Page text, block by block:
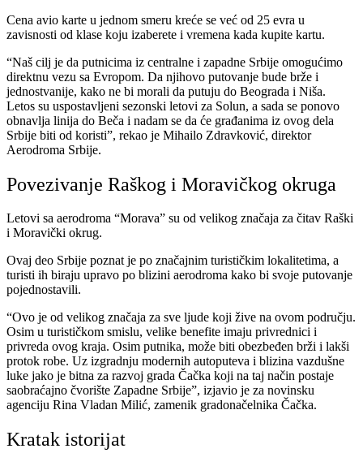
Cena avio karte u jednom smeru kreće se već od 25 evra u
zavisnosti od klase koju izaberete i vremena kada kupite kartu.
“Naš cilj je da putnicima iz centralne i zapadne Srbije omogućimo
direktnu vezu sa Evropom. Da njihovo putovanje bude brže i
jednostvanije, kako ne bi morali da putuju do Beograda i Niša.
Letos su uspostavljeni sezonski letovi za Solun, a sada se ponovo
obnavlja linija do Beča i nadam se da će građanima iz ovog dela
Srbije biti od koristi”, rekao je Mihailo Zdravković, direktor
Aerodroma Srbije.
Povezivanje Raškog i Moravičkog okruga
Letovi sa aerodroma “Morava” su od velikog značaja za čitav Raški
i Moravički okrug.
Ovaj deo Srbije poznat je po značajnim turističkim lokalitetima, a
turisti ih biraju upravo po blizini aerodroma kako bi svoje putovanje
pojednostavili.
“Ovo je od velikog značaja za sve ljude koji žive na ovom području.
Osim u turističkom smislu, velike benefite imaju privrednici i
privreda ovog kraja. Osim putnika, može biti obezbeđen brži i lakši
protok robe. Uz izgradnju modernih autoputeva i blizina vazdušne
luke jako je bitna za razvoj grada Čačka koji na taj način postaje
saobraćajno čvorište Zapadne Srbije”, izjavio je za novinsku
agenciju Rina Vladan Milić, zamenik gradonačelnika Čačka.
Kratak istorijat